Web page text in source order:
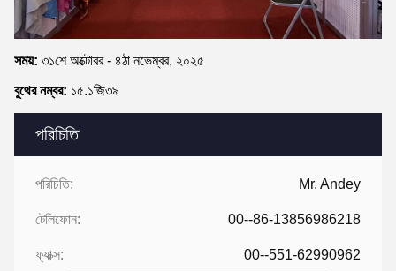
পরিচিতি
পরিচিতি: Mr. Andey
টেলিফোন: 00--86-13856986218
ফ্যাক্স: 00--551-62990962
সময়: ৩১শে অক্টোবর - ৪ঠা নভেম্বর, ২০২৫
বুথের নম্বর: ১৫.১জি৩৯